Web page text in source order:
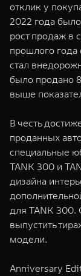
WEY 80
Масштаб
от 6 449 000
отклик у
2022 года
рост продаж в
прошлого года
стал
было продано
выше
В честь
проданных
специальные
TANK 300 и
дизайна
для TANK 300.
выпустить
модели.
Anniversary